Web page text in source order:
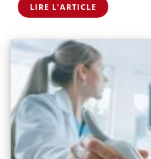
LIRE L'ARTICLE